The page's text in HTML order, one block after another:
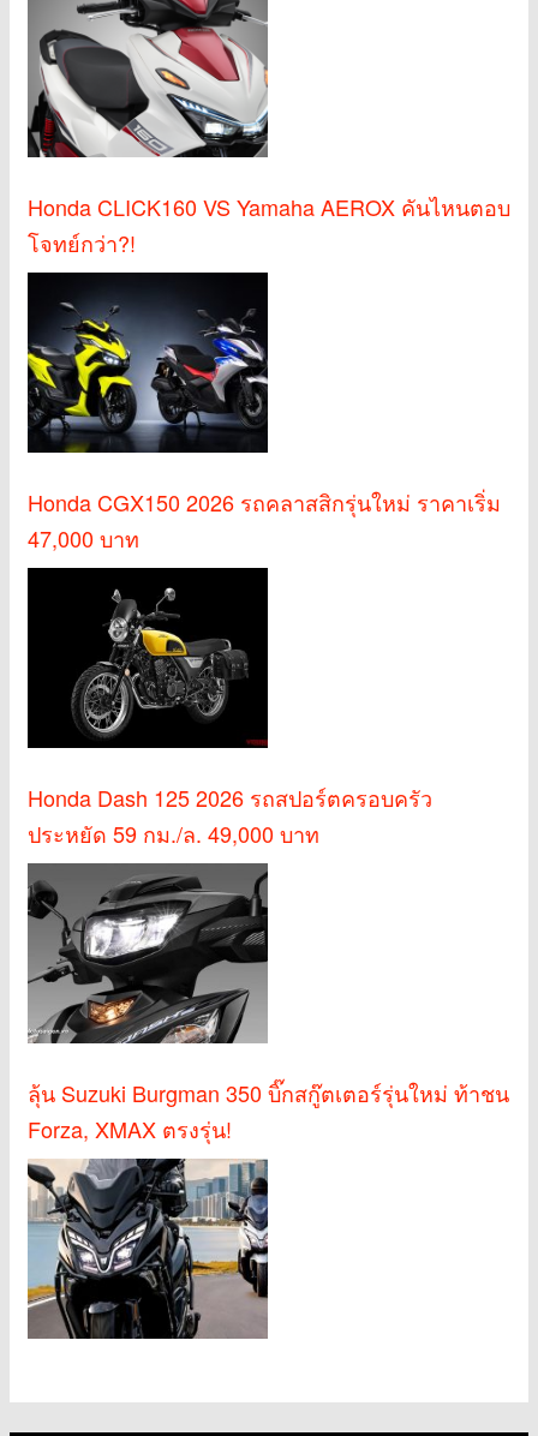
Honda CLICK160 VS Yamaha AEROX คันไหนตอบ
โจทย์กว่า?!
Honda CGX150 2026 รถคลาสสิกรุ่นใหม่ ราคาเริ่ม
47,000 บาท
Honda Dash 125 2026 รถสปอร์ตครอบครัว
ประหยัด 59 กม./ล. 49,000 บาท
ลุ้น Suzuki Burgman 350 บิ๊กสกู๊ตเตอร์รุ่นใหม่ ท้าชน
Forza, XMAX ตรงรุ่น!